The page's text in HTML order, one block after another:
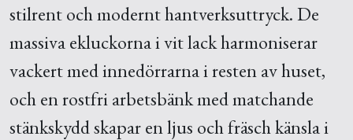
stilrent och modernt hantverksuttryck. De
massiva ekluckorna i vit lack harmoniserar
vackert med innedörrarna i resten av huset,
och en rostfri arbetsbänk med matchande
stänkskydd skapar en ljus och fräsch känsla i